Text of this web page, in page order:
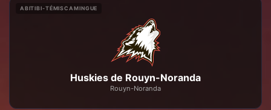
ABITIBI-TÉMISCAMINGUE
Huskies de Rouyn-Noranda
Rouyn-Noranda